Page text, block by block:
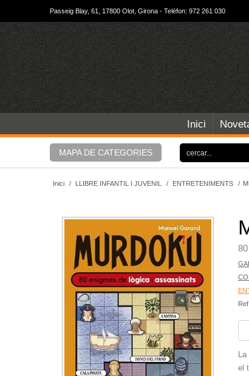
Passeig Blay, 61, 17800 Olot, Girona - Telèfon: 972 261 030
Inici
MAPA DE CATEGORIES
Inici / LLIBRE INFANTIL I JUVENIL / ENTRETENIMENTS /
el